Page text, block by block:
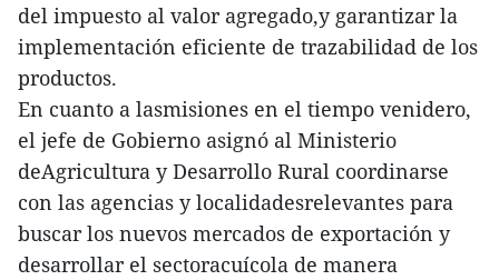
del impuesto al valor agregado,y garantizar la
implementación eficiente de trazabilidad de los
productos.
En cuanto a lasmisiones en el tiempo venidero,
el jefe de Gobierno asignó al Ministerio
deAgricultura y Desarrollo Rural coordinarse
con las agencias y localidadesrelevantes para
buscar los nuevos mercados de exportación y
desarrollar el sectoracuícola de manera